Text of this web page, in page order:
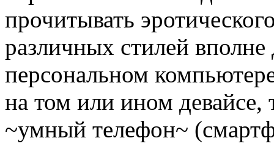
прочитывать
различных стилей
персональном
на том или ином девайсе,
~умный телефон~